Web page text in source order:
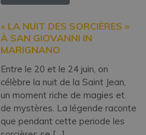
« LA NUIT DES SORCIÈRES »
À SAN GIOVANNI IN
MARIGNANO
Entre le 20 et le 24 juin, on
célèbre la nuit de la Saint Jean,
un moment riche de magies et
de mystères. La légende raconte
que pendant cette periode les